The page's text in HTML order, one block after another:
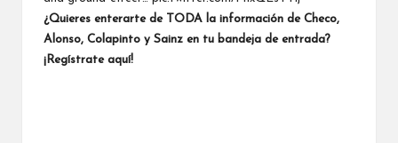
¿Quieres enterarte de TODA la información de Checo,
Alonso, Colapinto y Sainz en tu bandeja de entrada?
¡Regístrate aquí!